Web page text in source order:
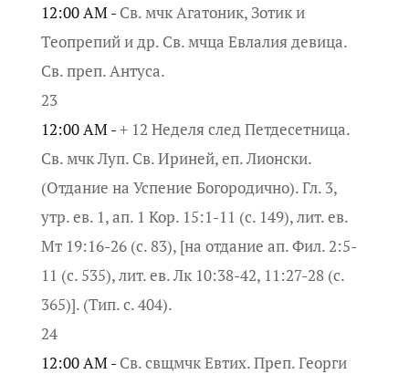
12:00 AM - Св. мчк Агатоник, Зотик и
Теопрепий и др. Св. мчца Евлалия девица.
Св. преп. Антуса.
23
12:00 AM -+ 12 Неделя след Петдесетница.
Св. мчк Луп. Св. Ириней, еп. Лионски.
(Отдание на Успение Богородично). Гл. 3,
утр. ев. 1, ап. 1 Кор. 15:1-11 (с. 149), лит. ев.
Мт 19:16-26 (с. 83), [на отдание ап. Фил. 2:5-
11 (с. 535), лит. ев. Лк 10:38-42, 11:27-28 (с.
365)]. (Тип. с. 404).
24
12:00 AM - Св. свщмчк Евтих. Преп. Георги